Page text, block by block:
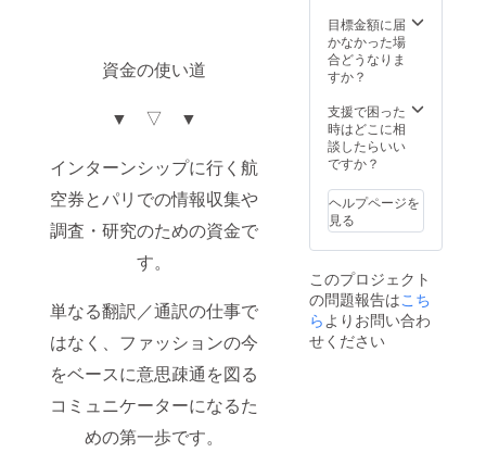
資金の使い道
▼ ▽ ▼
インターンシップに行く航
空券とパリでの情報収集や
調査・研究のための資金で
す。
単なる翻訳／通訳の仕事で
はなく、ファッションの今
をベースに意思疎通を図る
コミュニケーターになるた
めの第一歩です。
翻訳・
通訳/1
回無料
訳もし
くは通
訳を一
回無料
るサー
ビスに
なりま
す
の
ファッ
ション
け！ ・
EYES&
MIND
Special
フード
編- 私
から見
たパリ
ファッ
ション
を皆様
にお届
け！ ・
目標金額に届
かなかった場
合どうなりま
すか？
支援で困った
時はどこに相
談したらいい
ですか？
ヘルプページを
見る
このプロジェクト
の問題報告はこち
らよりお問い合わ
せください